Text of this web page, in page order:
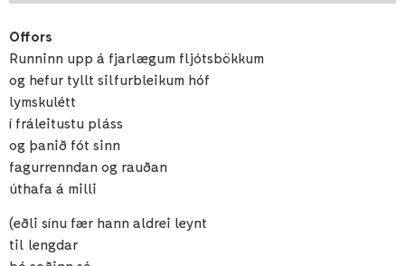
Offors
Runninn upp á fjarlægum fljótsbökkum
og hefur tyllt silfurbleikum hóf
lymskulétt
í fráleitustu pláss
og þanið fót sinn
fagurrenndan og rauðan
úthafa á milli
(eðli sínu fær hann aldrei leynt
til lengdar